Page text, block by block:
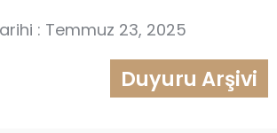
: Temmuz 23, 2025
Duyuru Arşivi